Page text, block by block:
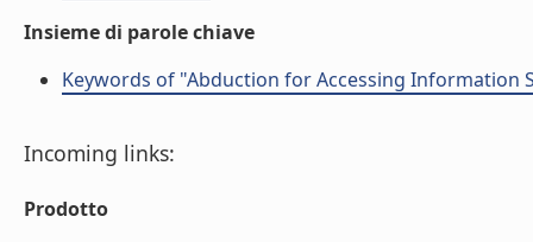
Insieme di parole chiave
Keywords of "Abduction for Accessing Information
Incoming links:
Prodotto